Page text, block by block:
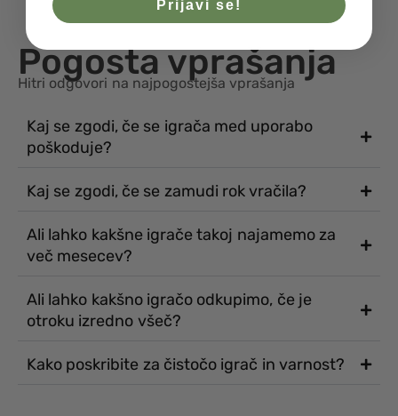
Pogosta vprašanja
Hitri odgovori na najpogostejša vprašanja
Kaj se zgodi, če se igrača med uporabo
poškoduje?
Kaj se zgodi, če se zamudi rok vračila?
Ali lahko kakšne igrače takoj najamemo za
več mesecev?
Ali lahko kakšno igračo odkupimo, če je
otroku izredno všeč?
Kako poskribite za čistočo igrač in varnost?
Prijavi se!